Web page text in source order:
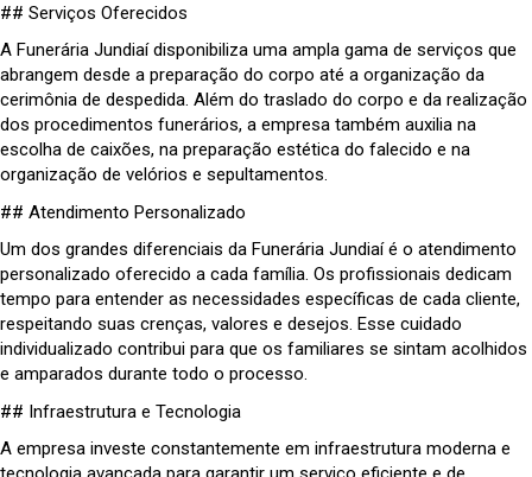
## Serviços Oferecidos
A Funerária Jundiaí disponibiliza uma ampla gama de serviços que
abrangem desde a preparação do corpo até a organização da
cerimônia de despedida. Além do traslado do corpo e da realização
dos procedimentos funerários, a empresa também auxilia na
escolha de caixões, na preparação estética do falecido e na
organização de velórios e sepultamentos.
## Atendimento Personalizado
Um dos grandes diferenciais da Funerária Jundiaí é o atendimento
personalizado oferecido a cada família. Os profissionais dedicam
tempo para entender as necessidades específicas de cada cliente,
respeitando suas crenças, valores e desejos. Esse cuidado
individualizado contribui para que os familiares se sintam acolhidos
e amparados durante todo o processo.
## Infraestrutura e Tecnologia
A empresa investe constantemente em infraestrutura moderna e